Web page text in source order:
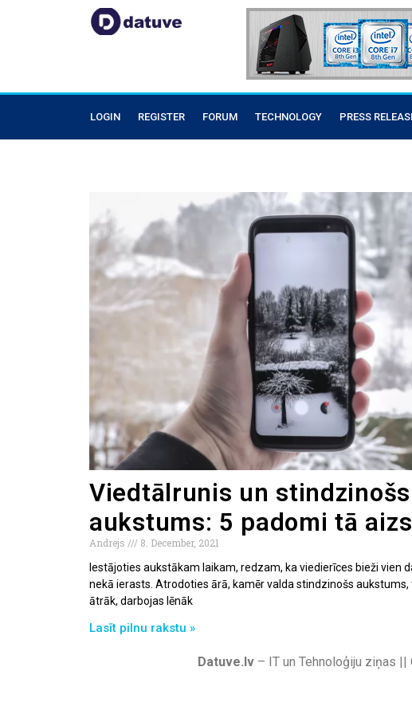
LOGIN REGISTER FORUM TECHNOLOGY PRESS
Viedtālrunis un stindzinošs
aukstums: 5 padomi tā
Andrejs
8. December, 2021
Iestājoties aukstākam laikam, redzam, ka viedierīces bieži vien
nekā ierasts. Atrodoties ārā, kamēr valda stindzinošs
ātrāk, darbojas lēnāk
Lasīt pilnu rakstu »
Datuve.lv – IT un Tehnoloģiju ziņas